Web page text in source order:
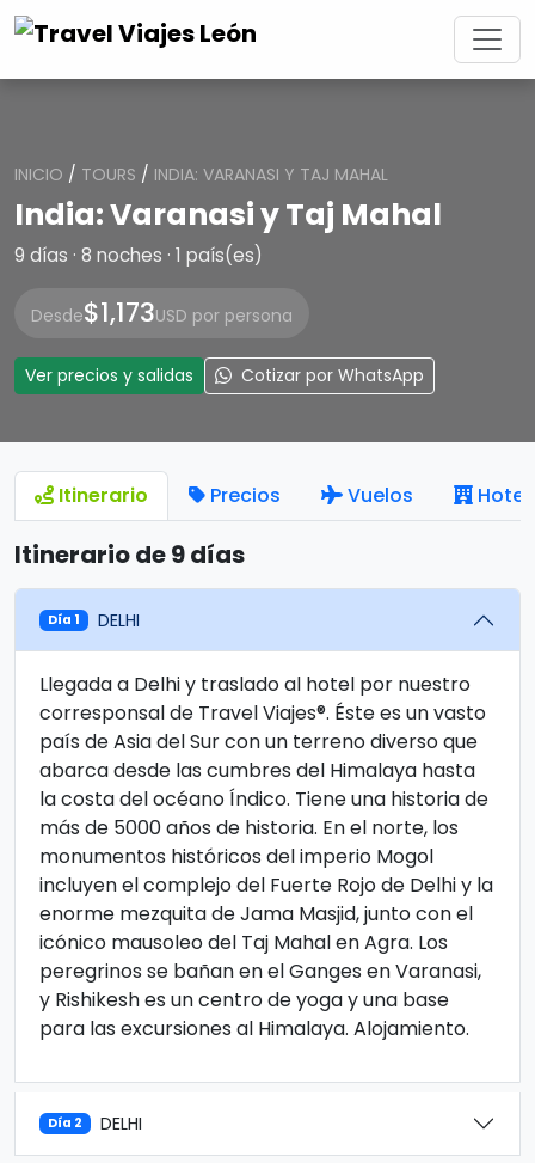
INICIO / TOURS / INDIA: VARANASI Y TAJ MAHAL
India: Varanasi y Taj Mahal
9 días · 8 noches · 1 país(es)
Desde$1,173USD por persona
Ver precios y salidas Cotizar por WhatsApp
Itinerario Precios Vuelos
Itinerario de 9 días
Día 1 DELHI
Llegada a Delhi y traslado al hotel por nuestro
corresponsal de Travel Viajes®. Éste es un vasto
país de Asia del Sur con un terreno diverso que
abarca desde las cumbres del Himalaya hasta
la costa del océano Índico. Tiene una historia de
más de 5000 años de historia. En el norte, los
monumentos históricos del imperio Mogol
incluyen el complejo del Fuerte Rojo de Delhi y la
enorme mezquita de Jama Masjid, junto con el
icónico mausoleo del Taj Mahal en Agra. Los
peregrinos se bañan en el Ganges en Varanasi,
y Rishikesh es un centro de yoga y una base
para las excursiones al Himalaya. Alojamiento.
Día 2 DELHI